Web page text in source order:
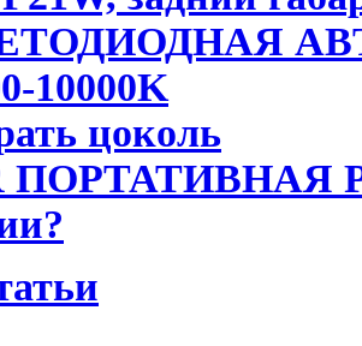
10000K
цоколь
ПОРТАТИВНАЯ